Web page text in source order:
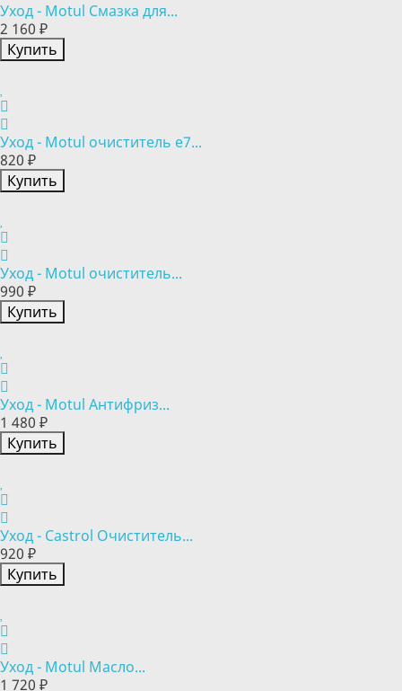
Уход - Motul Смазка для...
2 160 ₽
Купить
Уход - Motul очиститель e7...
820 ₽
Купить
Уход - Motul очиститель...
990 ₽
Купить
Уход - Motul Антифриз...
1 480 ₽
Купить
Уход - Castrol Очиститель...
920 ₽
Купить
Уход - Motul Масло...
1 720 ₽